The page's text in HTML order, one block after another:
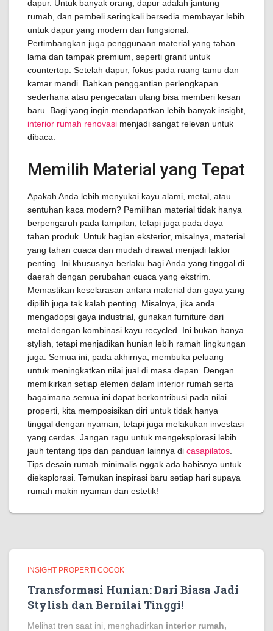
dapur. Untuk banyak orang, dapur adalah jantung
rumah, dan pembeli seringkali bersedia membayar lebih
untuk dapur yang modern dan fungsional.
Pertimbangkan juga penggunaan material yang tahan
lama dan tampak premium, seperti granit untuk
countertop. Setelah dapur, fokus pada ruang tamu dan
kamar mandi. Bahkan penggantian perlengkapan
sederhana atau pengecatan ulang bisa memberi kesan
baru. Bagi yang ingin mendapatkan lebih banyak insight,
interior rumah renovasi menjadi sangat relevan untuk
dibaca.
Memilih Material yang Tepat
Apakah Anda lebih menyukai kayu alami, metal, atau
sentuhan kaca modern? Pemilihan material tidak hanya
berpengaruh pada tampilan, tetapi juga pada daya
tahan produk. Untuk bagian eksterior, misalnya, material
yang tahan cuaca dan mudah dirawat menjadi faktor
penting. Ini khususnya berlaku bagi Anda yang tinggal di
daerah dengan perubahan cuaca yang ekstrim.
Memastikan keselarasan antara material dan gaya yang
dipilih juga tak kalah penting. Misalnya, jika anda
mengadopsi gaya industrial, gunakan furniture dari
metal dengan kombinasi kayu recycled. Ini bukan hanya
stylish, tetapi menjadikan hunian lebih ramah lingkungan
juga. Semua ini, pada akhirnya, membuka peluang
untuk meningkatkan nilai jual di masa depan. Dengan
memikirkan setiap elemen dalam interior rumah serta
bagaimana semua ini dapat berkontribusi pada nilai
properti, kita memposisikan diri untuk tidak hanya
tinggal dengan nyaman, tetapi juga melakukan investasi
yang cerdas. Jangan ragu untuk mengeksplorasi lebih
jauh tentang tips dan panduan lainnya di casapilatos
Tips desain rumah minimalis nggak ada habisnya untuk
dieksplorasi. Temukan inspirasi baru setiap hari supaya
rumah makin nyaman dan estetik!
INSIGHT PROPERTI COCOK
Transformasi Hunian: Dari Biasa Jadi
Stylish dan Bernilai Tinggi!
Melihat tren saat ini, menghadirkan interior rumah,